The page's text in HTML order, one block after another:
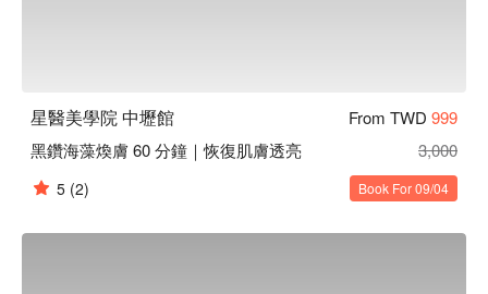
星醫美學院 中壢館 From TWD 999
黑鑽海藻煥膚 60 分鐘｜恢復肌膚透亮
3,000
5 (2) Book For 09/04